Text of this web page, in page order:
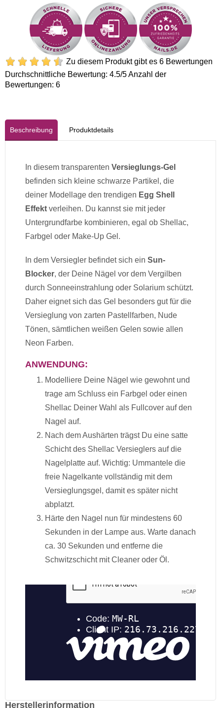
Zu diesem Produkt gibt es 6 Bewertungen
Durchschnittliche Bewertung: 4.5/5 Anzahl der
Bewertungen: 6
Beschreibung Produktdetails
In diesem transparenten Versieglungs-Gel
befinden sich kleine schwarze Partikel, die
deiner Modellage den trendigen Egg Shell
Effekt verleihen. Du kannst sie mit jeder
Untergrundfarbe kombinieren, egal ob Shellac,
Farbgel oder Make-Up Gel.
In dem Versiegler befindet sich ein Sun-
Blocker, der Deine Nägel vor dem Vergilben
durch Sonneeinstrahlung oder Solarium schützt.
Daher eignet sich das Gel besonders gut für die
Versieglung von zarten Pastellfarben, Nude
Tönen, sämtlichen weißen Gelen sowie allen
Neon Farben.
ANWENDUNG:
Modelliere Deine Nägel wie gewohnt und
trage am Schluss ein Farbgel oder einen
Shellac Deiner Wahl als Fullcover auf den
Nagel auf.
Nach dem Aushärten trägst Du eine satte
Schicht des Shellac Versieglers auf die
Nagelplatte auf. Wichtig: Ummantele die
freie Nagelkante vollständig mit dem
Versieglungsgel, damit es später nicht
abplatzt.
Härte den Nagel nun für mindestens 60
Sekunden in der Lampe aus. Warte danach
ca. 30 Sekunden und entferne die
Schwitzschicht mit Cleaner oder Öl.
Herstellerinformation